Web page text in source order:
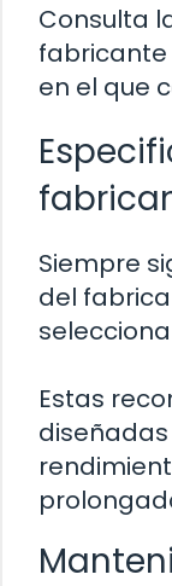
Consulta
fabricante
en el que
Siempre
del
Estas